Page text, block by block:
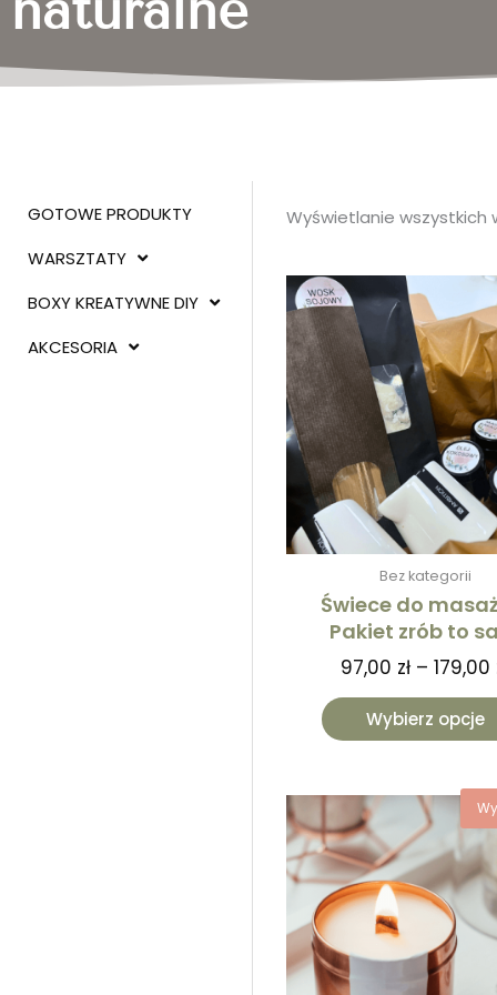
GOTOWE PRODUKTY
WARSZTATY
BOXY KREATYWNE DIY
AKCESORIA
Wyświetlanie wszystkich
Bez kategorii
Świece do
Pakiet zrób to
97,00 zł – 179,00
Wybierz opcje